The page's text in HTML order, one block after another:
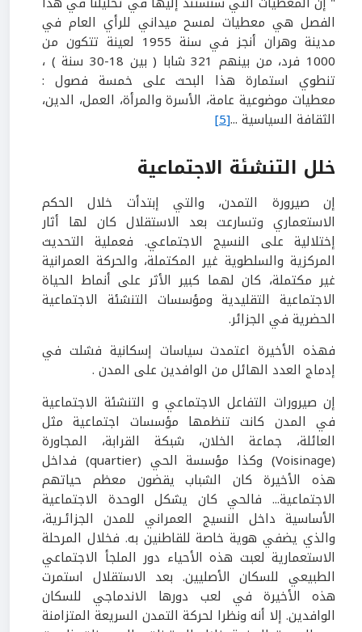
الفصل هي معطيات لمسح ميداني للرأي العام في
مدينة وهران أنجز في سنة 1955 لعينة تتكون من
1000 فرد، من بينهم 321 شابا ( بين 18-30 سنة ) ،
تنطوي استمارة هذا البحث على خمسة فصول :
معطيات موضوعية عامة، الأسرة والمرأة، العمل، الدين،
الثقافة السياسية ...[5]
خلل التنشئة الاجتماعية
إن صيرورة التمدن، والتي إبتدأت خلال الحكم
الاستعماري وتسارعت بعد الاستقلال كان لها أثار
إختلالية على النسيج الاجتماعي. فعملية التحديث
المركزية والسلطوية غير المكتملة، والحركة العمرانية
غير مكتملة، كان لهما كبير الأثر على أنماط الحياة
الاجتماعية التقليدية ومؤسسات التنشئة الاجتماعية
الحضرية في الجزائر.
فهذه الأخيرة اعتمدت سياسات إسكانية فشلت في
إدماج العدد الهائل من الوافدين على المدن .
إن صيرورات التفاعل الاجتماعي و التنشئة الاجتماعية
في المدن كانت تنظمها مؤسسات اجتماعية مثل
العائلة، جماعة الخلان، شبكة القرابة، المجاورة
(Voisinage) وكذا مؤسسة الحي (quartier) فداخل
هذه الأخيرة كان الشباب يقضون معظم حياتهم
الاجتماعية... فالحي كان يشكل الوحدة الاجتماعية
الأساسية داخل النسيج العمراني للمدن الجزائـرية،
والذي يضفي هوية خاصة للقاطنين به. فخلال المرحلة
الاستعمارية لعبت هذه الأحياء دور الملجأ الاجتماعي
الطبيعي للسكان الأصليين. بعد الاستقلال استمرت
هذه الأخيرة في لعب دورها الاندماجي للسكان
الوافدين. إلا أنه ونظرا لحركة التمدن السريعة المتزامنة